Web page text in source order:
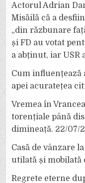
Actorul Adrian
Misăilă că a
„din răzbunare
și FD au votat
a abținut, iar USR
Cum influențează
apei acuratețea
Vremea în
torențiale până
dimineață. 22/07/
Casă de vânzare
utilată și mobilată
Regrete eterne